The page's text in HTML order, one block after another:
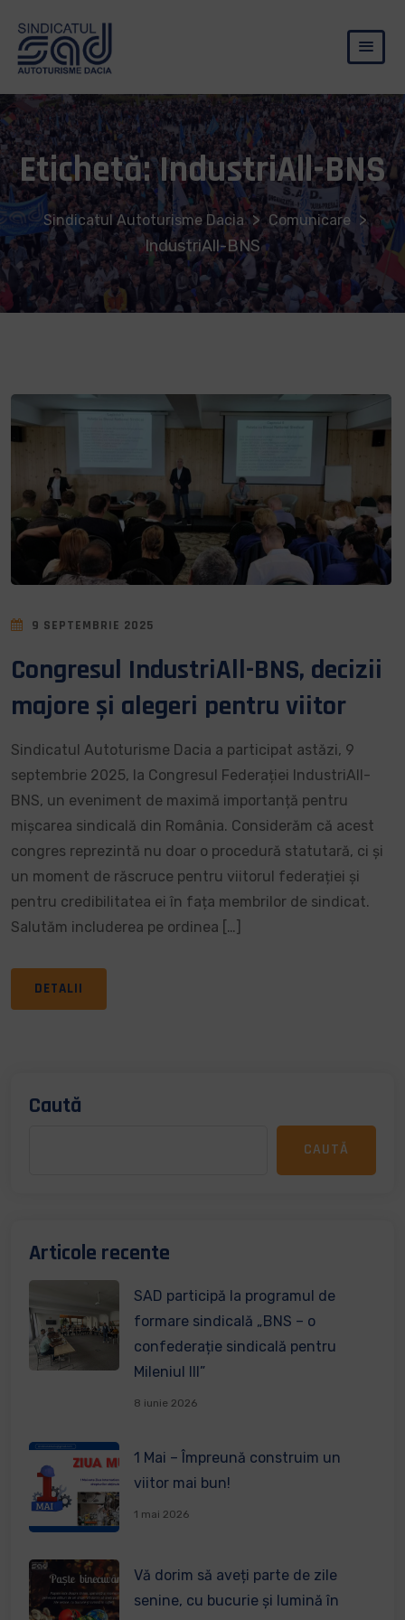
Etichetă:IndustriAll-BNS
Sindicatul Autoturisme Dacia > Comunicare >
IndustriAll-BNS
9 SEPTEMBRIE 2025
Congresul IndustriAll-BNS, decizii
majore și alegeri pentru viitor
Sindicatul Autoturisme Dacia a participat astăzi, 9
septembrie 2025, la Congresul Federației IndustriAll-
BNS, un eveniment de maximă importanță pentru
mișcarea sindicală din România. Considerăm că acest
congres reprezintă nu doar o procedură statutară, ci și
un moment de răscruce pentru viitorul federației și
pentru credibilitatea ei în fața membrilor de sindicat.
Salutăm includerea pe ordinea […]
DETALII
Caută
CAUTĂ
Articole recente
SAD participă la programul de
formare sindicală „BNS – o
confederație sindicală pentru
Mileniul III”
8 iunie 2026
1 Mai – Împreună construim un
viitor mai bun!
1 mai 2026
Vă dorim să aveți parte de zile
senine, cu bucurie și lumină în